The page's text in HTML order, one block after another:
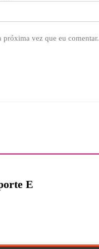
próxima vez que eu comentar.
E